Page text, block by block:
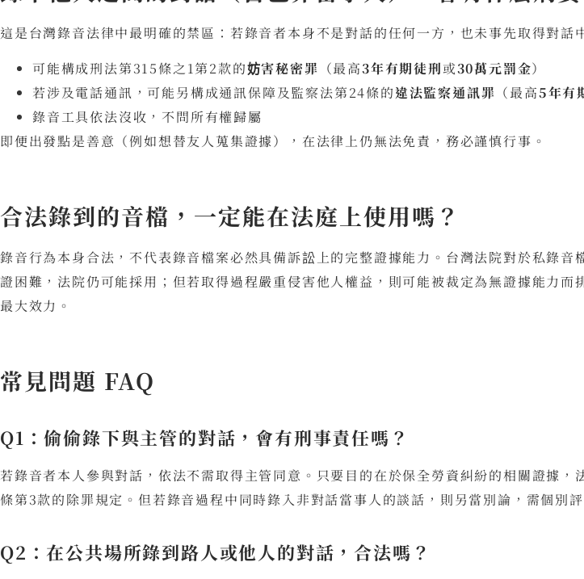
這是台灣錄音法律中最明確的禁區：若錄音者本身不是對話的任何一方，也未事先取得對
可能構成刑法第315條之1第2款的妨害秘密罪 （最高3年有期徒刑或30萬元罰金）
若涉及電話通訊，可能另構成通訊保障及監察法第24條的違法監察通訊罪 （最高5年有
錄音工具依法沒收，不問所有權歸屬
即便出發點是善意（例如想替友人蒐集證據），在法律上仍無法免責，務必謹慎行事。
合法錄到的音檔，一定能在法庭上使用嗎？
錄音行為本身合法，不代表錄音檔案必然具備訴訟上的完整證據能力。台灣法院對於私錄
證困難，法院仍可能採用；但若取得過程嚴重侵害他人權益，則可能被裁定為無證據能力
最大效力。
常見問題 FAQ
Q1：偷偷錄下與主管的對話，會有刑事責任嗎？
若錄音者本人參與對話，依法不需取得主管同意。只要目的在於保全勞資糾紛的相關證據
條第3款的除罪規定。但若錄音過程中同時錄入非對話當事人的談話，則另當別論，需個別評
Q2：在公共場所錄到路人或他人的對話，合法嗎？